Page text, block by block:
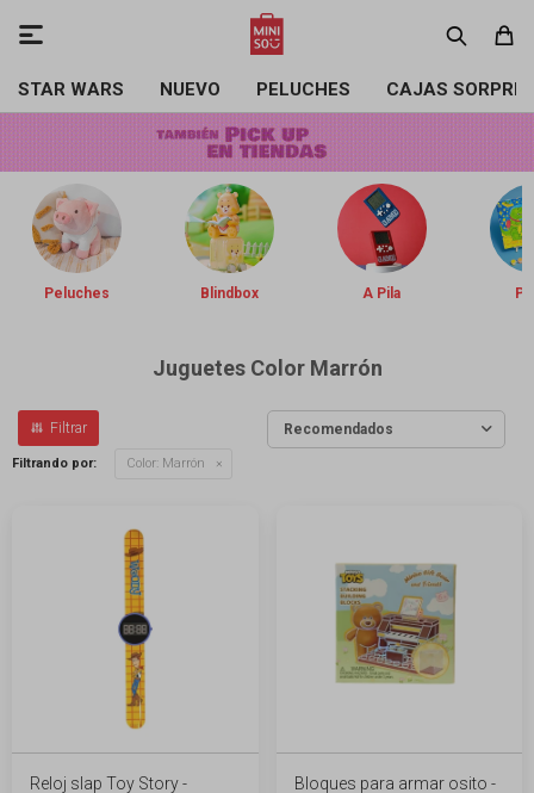
STAR WARS NUEVO PELUCHES CAJAS

Peluches Blindbox A Pila
Juguetes Color Marrón
Recomendados
Filtrando por: Color: Marrón
Reloj slap Toy Story -
Bloques para armar osito -